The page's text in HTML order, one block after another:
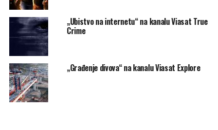
„Ubistvo na internetu“ na kanalu Viasat True
Crime
„Građenje divova“ na kanalu Viasat Explore